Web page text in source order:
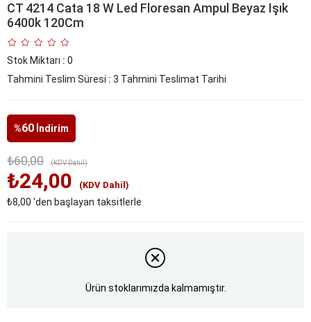
CT 4214 Cata 18 W Led Floresan Ampul Beyaz Işık
6400k 120Cm
Stok Miktarı : 0
Tahmini Teslim Süresi : 3 Tahmini Teslimat Tarihi
%60 İndirim
₺60,00 (KDV Dahil)
₺24,00 (KDV Dahil)
₺8,00 'den başlayan taksitlerle
Ürün stoklarımızda kalmamıştır.